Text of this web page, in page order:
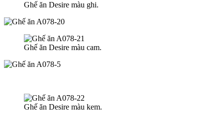
Ghế ăn Desire màu ghi.
Ghế ăn Desire màu cam.
Ghế ăn Desire màu kem.